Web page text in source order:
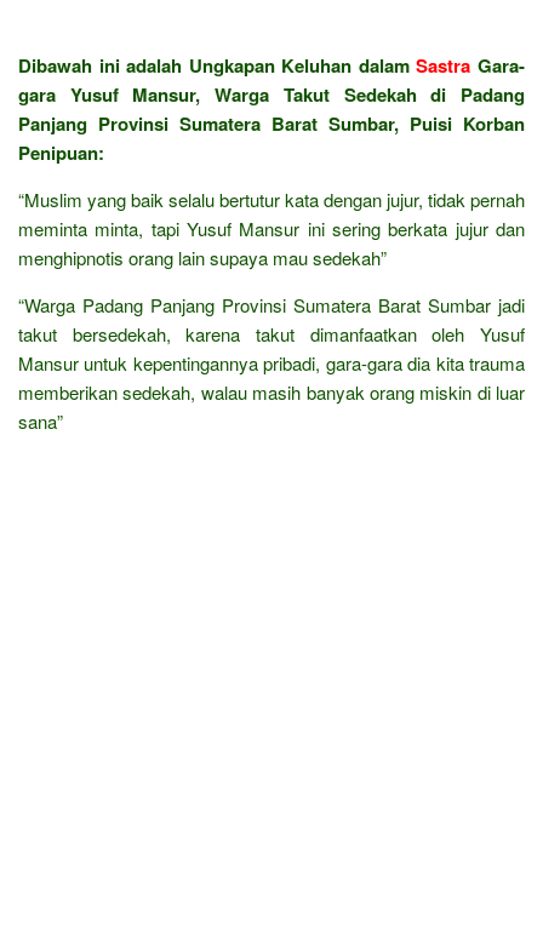
Dibawah ini adalah Ungkapan Keluhan dalamSastra Gara-
gara Yusuf Mansur, Warga Takut Sedekah di Padang
Panjang Provinsi Sumatera Barat Sumbar, Puisi Korban
Penipuan:
“Muslim yang baik selalu bertutur kata dengan jujur, tidak pernah
meminta minta, tapi Yusuf Mansur ini sering berkata jujur dan
menghipnotis orang lain supaya mau sedekah”
“Warga Padang Panjang Provinsi Sumatera Barat Sumbar jadi
takut bersedekah, karena takut dimanfaatkan oleh Yusuf
Mansur untuk kepentingannya pribadi, gara-gara dia kita trauma
memberikan sedekah, walau masih banyak orang miskin di luar
sana”